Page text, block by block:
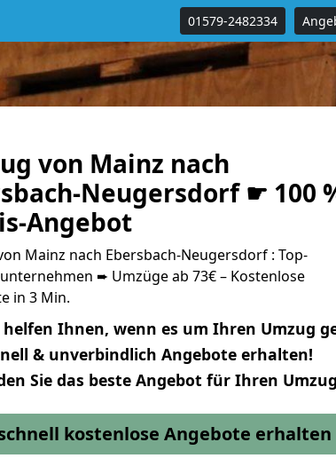
01579-2482334
von Mainz nach
Neugersdorf ☛ 100
Angebot
Mainz nach Ebersbach-Neugersdorf : Top-
➨ Umzüge ab 73€ – Kostenlose
in 3 Min.
helfen Ihnen, wenn es um Ihren Umzug
& unverbindlich Angebote erhalten!
Sie das beste Angebot für Ihren
kostenlose Angebote erhalten